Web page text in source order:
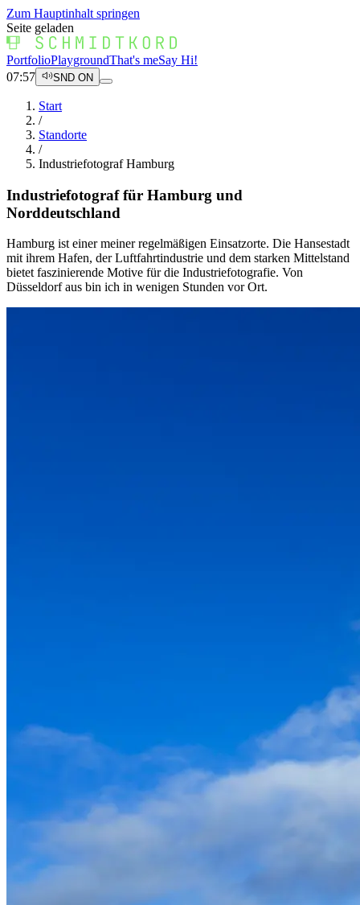
Zum Hauptinhalt springen
Seite geladen
PortfolioPlaygroundThat's meSay Hi!
07:57
SND ON
Start
/
Standorte
/
Industriefotograf Hamburg
Industriefotograf für Hamburg und
Norddeutschland
Hamburg ist einer meiner regelmäßigen Einsatzorte. Die Hansestadt
mit ihrem Hafen, der Luftfahrtindustrie und dem starken Mittelstand
bietet faszinierende Motive für die Industriefotografie. Von
Düsseldorf aus bin ich in wenigen Stunden vor Ort.